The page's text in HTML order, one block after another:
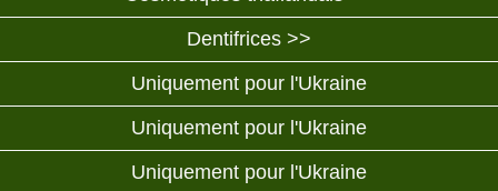
Dentifrices >>
Uniquement pour l'Ukraine
Uniquement pour l'Ukraine
Uniquement pour l'Ukraine